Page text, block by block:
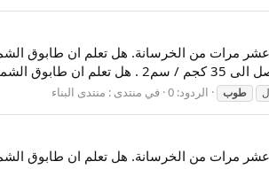
الصوت...
طوب الردود: 0 في منتدى : منتدى البناء